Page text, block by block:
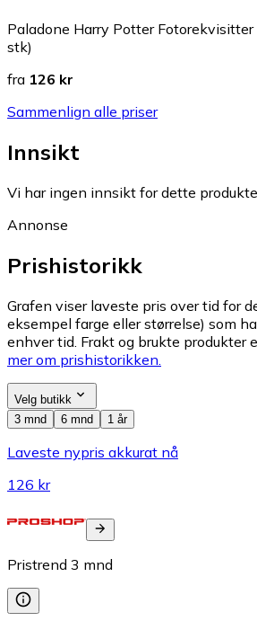
Paladone Harry Potter
stk)
fra 126 kr
Sammenlign alle priser
Innsikt
Vi har ingen innsikt for dette
Annonse
Prishistorikk
Grafen viser laveste pris over tid for
eksempel farge eller størrelse) som
enhver tid. Frakt og brukte produkter
mer om prishistorikken.
Velg butikk
3 mnd
6 mnd 1 år
Laveste nypris akkurat nå
126 kr
Pristrend 3 mnd